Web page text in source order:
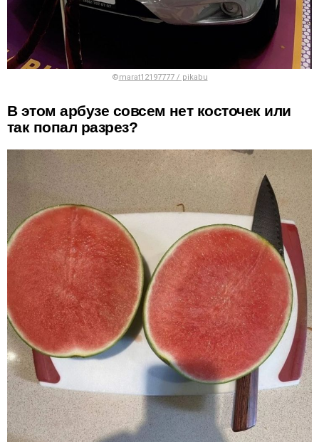
©marat12197777 / pikabu
В этом арбузе совсем нет косточек или
так попал разрез?